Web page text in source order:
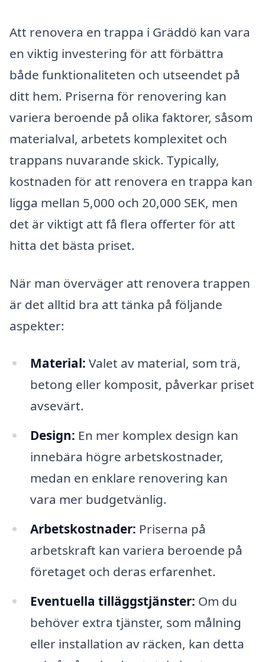
Att renovera en trappa i Gräddö kan vara
en viktig investering för att förbättra
både funktionaliteten och utseendet på
ditt hem. Priserna för renovering kan
variera beroende på olika faktorer, såsom
materialval, arbetets komplexitet och
trappans nuvarande skick. Typically,
kostnaden för att renovera en trappa kan
ligga mellan 5,000 och 20,000 SEK, men
det är viktigt att få flera offerter för att
hitta det bästa priset.
När man överväger att renovera trappen
är det alltid bra att tänka på följande
aspekter:
Material: Valet av material, som trä,
betong eller komposit, påverkar priset
avsevärt.
Design: En mer komplex design kan
innebära högre arbetskostnader,
medan en enklare renovering kan
vara mer budgetvänlig.
Arbetskostnader: Priserna på
arbetskraft kan variera beroende på
företaget och deras erfarenhet.
Eventuella tilläggstjänster: Om du
behöver extra tjänster, som målning
eller installation av räcken, kan detta